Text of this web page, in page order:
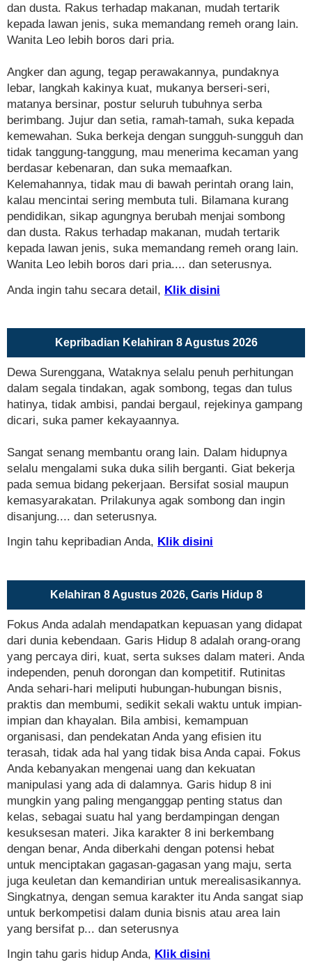
dan dusta. Rakus terhadap makanan, mudah tertarik
kepada lawan jenis, suka memandang remeh orang lain.
Wanita Leo lebih boros dari pria.
Angker dan agung, tegap perawakannya, pundaknya
lebar, langkah kakinya kuat, mukanya berseri-seri,
matanya bersinar, postur seluruh tubuhnya serba
berimbang. Jujur dan setia, ramah-tamah, suka kepada
kemewahan. Suka berkeja dengan sungguh-sungguh dan
tidak tanggung-tanggung, mau menerima kecaman yang
berdasar kebenaran, dan suka memaafkan.
Kelemahannya, tidak mau di bawah perintah orang lain,
kalau mencintai sering membuta tuli. Bilamana kurang
pendidikan, sikap agungnya berubah menjai sombong
dan dusta. Rakus terhadap makanan, mudah tertarik
kepada lawan jenis, suka memandang remeh orang lain.
Wanita Leo lebih boros dari pria.... dan seterusnya.
Anda ingin tahu secara detail, Klik disini
Kepribadian Kelahiran 8 Agustus 2026
Dewa Surenggana, Wataknya selalu penuh perhitungan
dalam segala tindakan, agak sombong, tegas dan tulus
hatinya, tidak ambisi, pandai bergaul, rejekinya gampang
dicari, suka pamer kekayaannya.
Sangat senang membantu orang lain. Dalam hidupnya
selalu mengalami suka duka silih berganti. Giat bekerja
pada semua bidang pekerjaan. Bersifat sosial maupun
kemasyarakatan. Prilakunya agak sombong dan ingin
disanjung.... dan seterusnya.
Ingin tahu kepribadian Anda, Klik disini
Kelahiran 8 Agustus 2026, Garis Hidup 8
Fokus Anda adalah mendapatkan kepuasan yang didapat
dari dunia kebendaan. Garis Hidup 8 adalah orang-orang
yang percaya diri, kuat, serta sukses dalam materi. Anda
independen, penuh dorongan dan kompetitif. Rutinitas
Anda sehari-hari meliputi hubungan-hubungan bisnis,
praktis dan membumi, sedikit sekali waktu untuk impian-
impian dan khayalan. Bila ambisi, kemampuan
organisasi, dan pendekatan Anda yang efisien itu
terasah, tidak ada hal yang tidak bisa Anda capai. Fokus
Anda kebanyakan mengenai uang dan kekuatan
manipulasi yang ada di dalamnya. Garis hidup 8 ini
mungkin yang paling menganggap penting status dan
kelas, sebagai suatu hal yang berdampingan dengan
kesuksesan materi. Jika karakter 8 ini berkembang
dengan benar, Anda diberkahi dengan potensi hebat
untuk menciptakan gagasan-gagasan yang maju, serta
juga keuletan dan kemandirian untuk merealisasikannya.
Singkatnya, dengan semua karakter itu Anda sangat siap
untuk berkompetisi dalam dunia bisnis atau area lain
yang bersifat p... dan seterusnya
Ingin tahu garis hidup Anda, Klik disini